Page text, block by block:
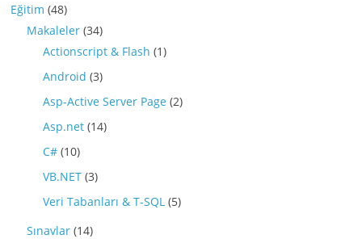
Eğitim (48)
Makaleler (34)
Actionscript & Flash (1)
Android (3)
Asp-Active Server Page (2)
Asp.net (14)
C# (10)
VB.NET (3)
Veri Tabanları & T-SQL (5)
Sınavlar (14)